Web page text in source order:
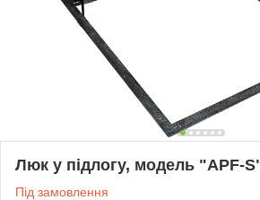
Люк у підлогу, модель "APF-
Під замовлення